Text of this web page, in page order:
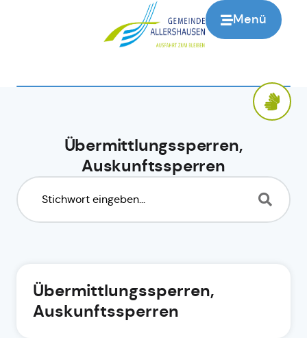
Menü
Übermittlungssperren,
Auskunftssperren
Übermittlungssperren,
Auskunftssperren